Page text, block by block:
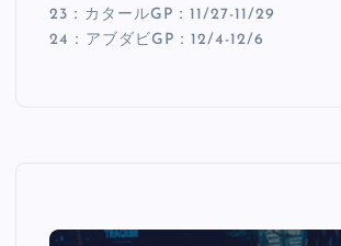
23：カタールGP：11/27-11/29
24：アブダビGP：12/4-12/6